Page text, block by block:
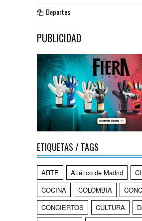
Deportes
PUBLICIDAD
ETIQUETAS / TAGS
ARTE Atlético de Madrid
COCINA
COLOMBIA
CONCIERTOS
CULTURA